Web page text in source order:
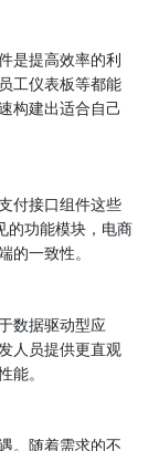
是提高效率的利
工仪表板等都能
构建出适合自己
付接口组件这些
的功能模块，电商
的一致性。
数据驱动型应
人员提供更直观
能。
。随着需求的不